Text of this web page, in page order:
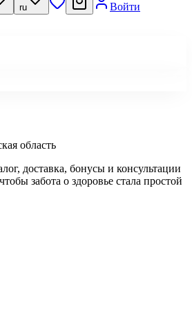
ru Войти
область
доставка, бонусы и консультации
забота о здоровье стала простой